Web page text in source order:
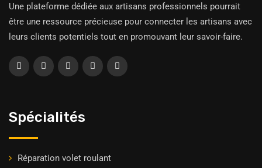
Une plateforme dédiée aux artisans professionnels pourrait
être une ressource précieuse pour connecter les artisans avec
leurs clients potentiels tout en promouvant leur savoir-faire.
Spécialités
Réparation volet roulant